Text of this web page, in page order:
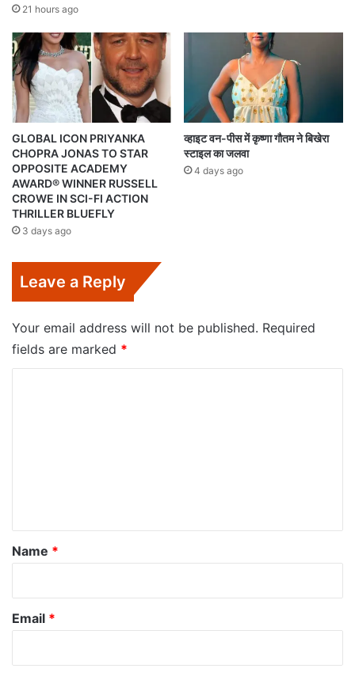
21 hours ago
GLOBAL ICON PRIYANKA
CHOPRA JONAS TO STAR
OPPOSITE ACADEMY
AWARD® WINNER RUSSELL
CROWE IN SCI-FI ACTION
THRILLER BLUEFLY
3 days ago
व्हाइट वन-पीस में कृष्णा गौतम ने बिखेरा
स्टाइल का जलवा
4 days ago
Leave a Reply
Your email address will not be published. Required
fields are marked *
*
Name *
Email *